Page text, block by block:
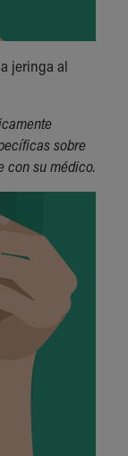
jeringa al
sobre
con su médico.